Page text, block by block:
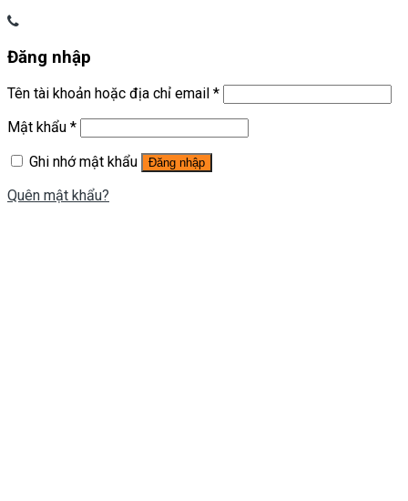
Đăng nhập
Tên tài khoản hoặc địa chỉ email *
Mật khẩu *
Ghi nhớ mật khẩu
Đăng nhập
Quên mật khẩu?